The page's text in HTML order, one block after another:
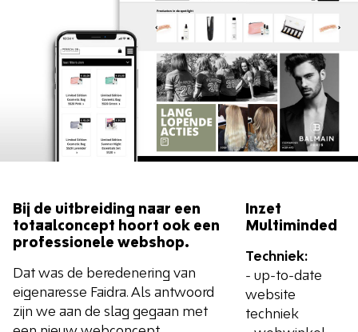
Bij de uitbreiding naar een
totaalconcept hoort ook een
professionele webshop.
Dat was de beredenering van
eigenaresse Faidra. Als antwoord
zijn we aan de slag gegaan met
Inzet
Multiminded
Techniek:
- up-to-date
website
techniek